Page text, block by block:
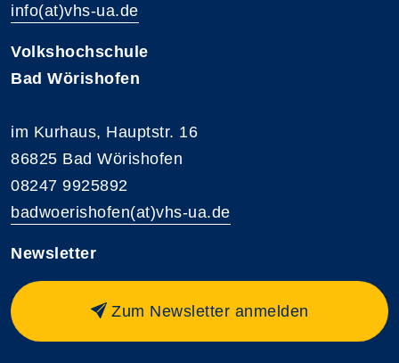
info(at)vhs-ua.de
Volkshochschule
Bad Wörishofen
im Kurhaus, Hauptstr. 16
86825 Bad Wörishofen
08247 9925892
badwoerishofen(at)vhs-ua.de
Newsletter
Zum Newsletter anmelden